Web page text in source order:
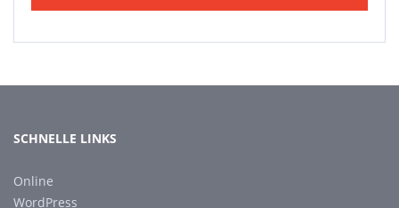
SCHNELLE LINKS
Online
WordPress